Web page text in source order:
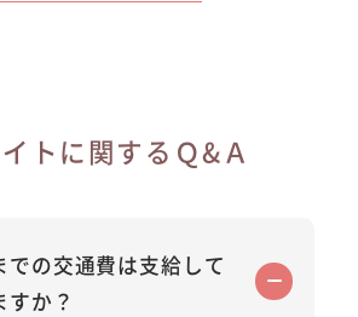
トに関するＱ&Ａ
での交通費は支給して
すか？